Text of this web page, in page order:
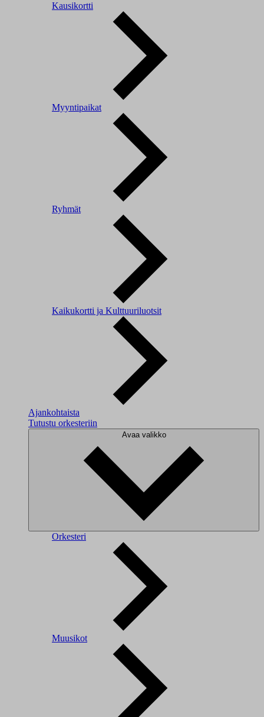
Kausikortti
Myyntipaikat
Ryhmät
Kaikukortti ja Kulttuuriluotsit
Ajankohtaista
Tutustu orkesteriin
Avaa valikko
Orkesteri
Muusikot